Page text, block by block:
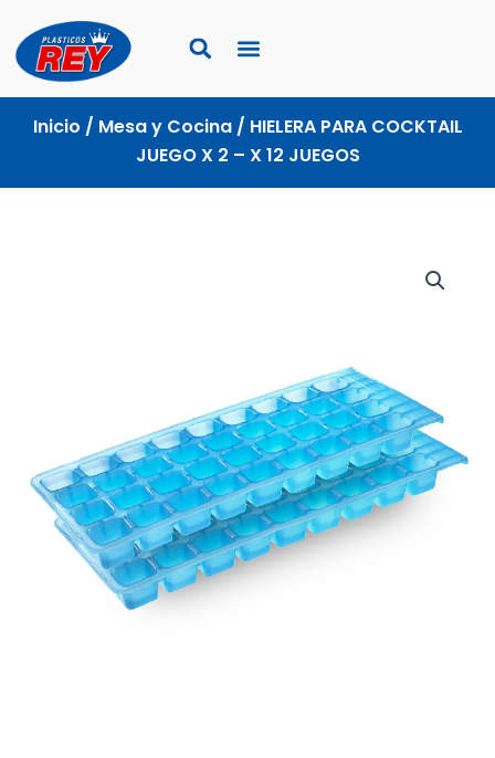
contenido
Inicio / Mesa y Cocina/ HIELERA PARA COCKTAIL
JUEGO X 2 – X 12 JUEGOS